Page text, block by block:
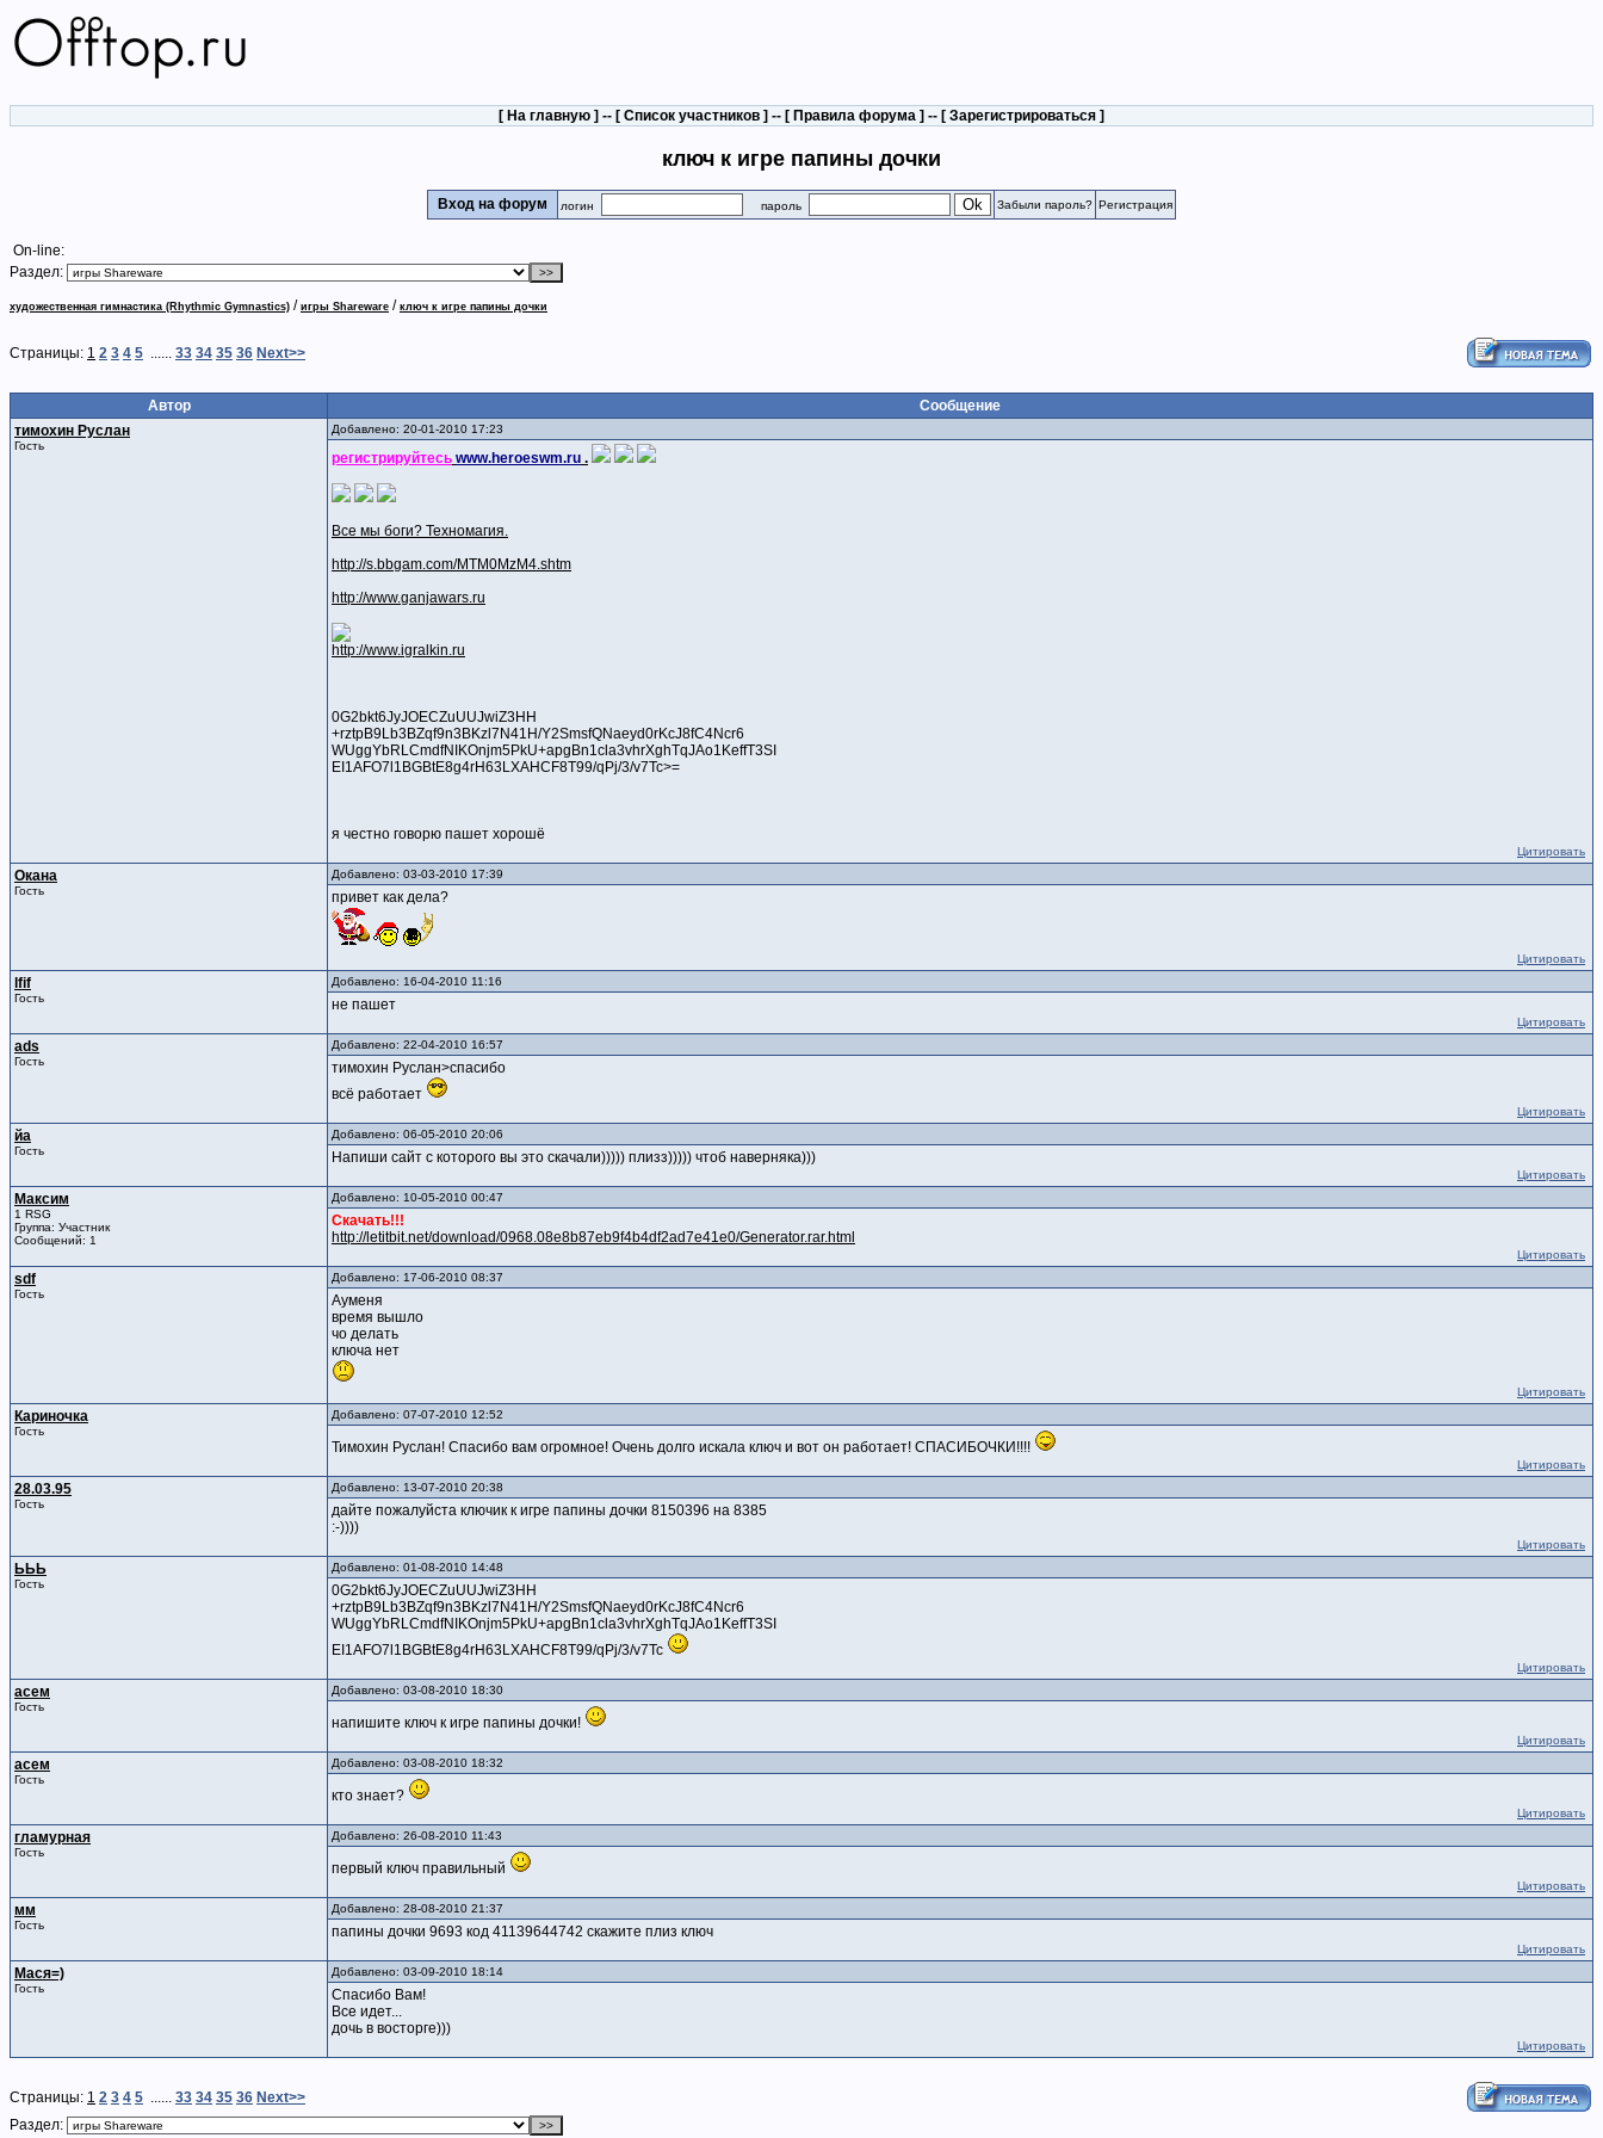
[ На главную ] -- [ Список участников ] -- [ Правила форума ] -- [ Зарегистрироваться ]
ключ к игре папины дочки
Вход на форум логин пароль Забыли пароль? Регистрация
On-line:
Раздел:
художественная гимнастика (Rhythmic Gymnastics) / игры Shareware / ключ к игре папины дочки
Страницы: 1 2 3 4 5 ...... 33 34 35 36 Next>>
Автор
Сообщение
тимохин Руслан
Гость
Добавлено: 20-01-2010 17:23
регистрируйтесь www.heroeswm.ru .
Все мы боги? Техномагия.
http://s.bbgam.com/MTM0MzM4.shtm
http://www.ganjawars.ru
http://www.igralkin.ru
0G2bkt6JyJOECZuUUJwiZ3HH
+rztpB9Lb3BZqf9n3BKzl7N41H/Y2SmsfQNaeyd0rKcJ8fC4Ncr6
WUggYbRLCmdfNIKOnjm5PkU+apgBn1cla3vhrXghTqJAo1KeffT3SI
EI1AFO7l1BGBtE8g4rH63LXAHCF8T99/qPj/3/v7Tc>=
я честно говорю пашет хорошё
Цитировать
Окана
Гость
Добавлено: 03-03-2010 17:39
привет как дела?
Цитировать
lfif
Гость
Добавлено: 16-04-2010 11:16
не пашет
Цитировать
ads
Гость
Добавлено: 22-04-2010 16:57
тимохин Руслан>спасибо
всё работает
Цитировать
йа
Гость
Добавлено: 06-05-2010 20:06
Напиши сайт с которого вы это скачали))))) плизз))))) чтоб наверняка)))
Цитировать
Максим
1 RSG
Группа: Участник
Сообщений: 1
Добавлено: 10-05-2010 00:47
Скачать!!!
http://letitbit.net/download/0968.08e8b87eb9f4b4df2ad7e41e0/Generator.rar.html
Цитировать
sdf
Гость
Добавлено: 17-06-2010 08:37
Ауменя
время вышло
чо делать
ключа нет
Цитировать
Кариночка
Гость
Добавлено: 07-07-2010 12:52
Тимохин Руслан! Спасибо вам огромное! Очень долго искала ключ и вот он работает! СПАСИБОЧКИ!!!!
Цитировать
28.03.95
Гость
Добавлено: 13-07-2010 20:38
дайте пожалуйста ключик к игре папины дочки 8150396 на 8385
:-))))
Цитировать
ЬЬЬ
Гость
Добавлено: 01-08-2010 14:48
0G2bkt6JyJOECZuUUJwiZ3HH
+rztpB9Lb3BZqf9n3BKzl7N41H/Y2SmsfQNaeyd0rKcJ8fC4Ncr6
WUggYbRLCmdfNIKOnjm5PkU+apgBn1cla3vhrXghTqJAo1KeffT3SI
EI1AFO7l1BGBtE8g4rH63LXAHCF8T99/qPj/3/v7Tc
Цитировать
асем
Гость
Добавлено: 03-08-2010 18:30
напишите ключ к игре папины дочки!
Цитировать
асем
Гость
Добавлено: 03-08-2010 18:32
кто знает?
Цитировать
гламурная
Гость
Добавлено: 26-08-2010 11:43
первый ключ правильный
Цитировать
мм
Гость
Добавлено: 28-08-2010 21:37
папины дочки 9693 код 41139644742 скажите плиз ключ
Цитировать
Мася=)
Гость
Добавлено: 03-09-2010 18:14
Спасибо Вам!
Все идет...
дочь в восторге)))
Цитировать
Страницы: 1 2 3 4 5 ...... 33 34 35 36 Next>>
Раздел: